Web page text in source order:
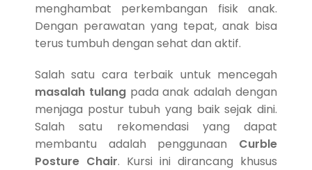
menghambat perkembangan fisik anak.
Dengan perawatan yang tepat, anak bisa
terus tumbuh dengan sehat dan aktif.
Salah satu cara terbaik untuk mencegah
masalah tulangpada anak adalah dengan
menjaga postur tubuh yang baik sejak dini.
Salah satu rekomendasi yang dapat
membantu adalah penggunaan Curble
Posture Chair. Kursi ini dirancang khusus